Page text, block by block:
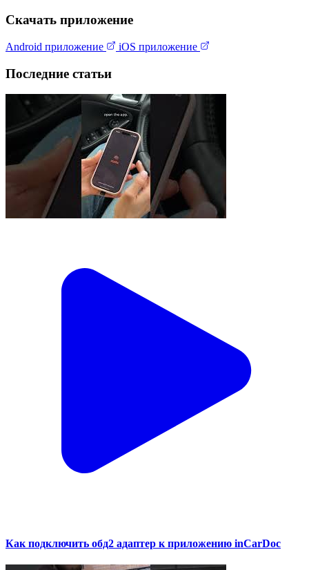
Скачать приложение
Android приложение iOS приложение
Последние статьи
Как подключить обд2 адаптер к приложению inCarDoc